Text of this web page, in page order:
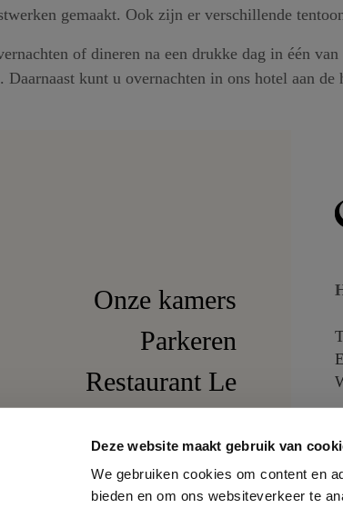
Deze website maakt gebruik van
We gebruiken cookies om content en
bieden en om ons websiteverkeer te
gemaakt. Ook zijn er verschillende
of dineren na een drukke dag in één
Daarnaast kunt u overnachten in ons hotel aan
Onze kamers
Parkeren
Restaurant Le
Wijnbar It's Wine